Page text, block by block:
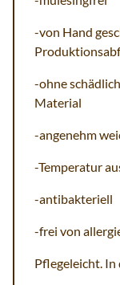
-von Hand
-ohne
Material
-angenehm
-Temperatur
-antibakteriell
-frei von
Pflegeleicht. In